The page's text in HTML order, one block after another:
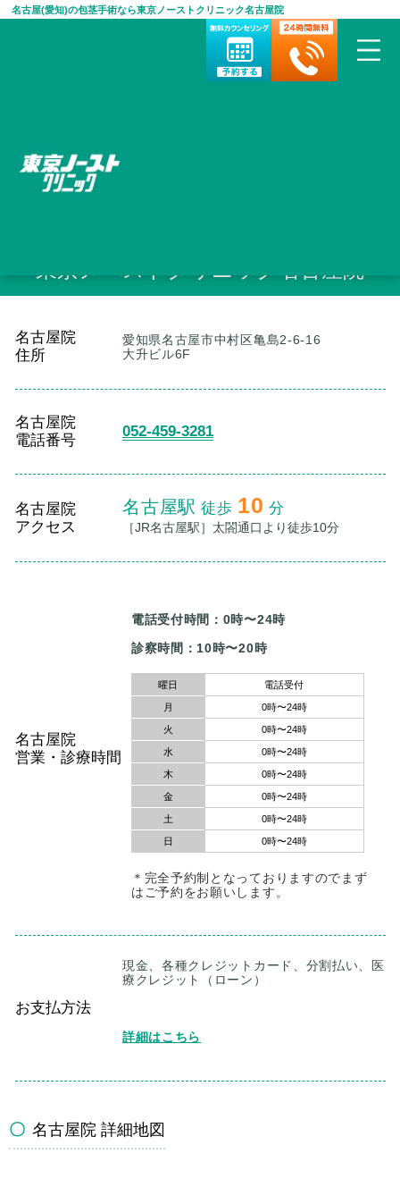
名古屋(愛知)の包茎手術なら東京ノーストクリニック名古屋院
HOME>包茎手術・治療について
古屋院
東京ノーストクリニック名古屋院
名古屋院
住所
愛知県名古屋市中村区亀島2-6-16
大升ビル6F
名古屋院
電話番号
052-459-3281
名古屋院
アクセス
名古屋駅 徒歩 10 分
［JR名古屋駅］太閤通口より徒歩10分
名古屋院
営業・診療時間
電話受付時間：0時〜24時
曜日 電話受付
月 0時〜24時
火 0時〜24時
水 0時〜24時
木 0時〜24時
金 0時〜24時
土 0時〜24時
日 0時〜24時
＊完全予約制となっておりますのでまず
はご予約をお願いします。
お支払方法
現金、各種クレジットカード、分割払い、医
療クレジット（ローン）
名古屋院 詳細地図